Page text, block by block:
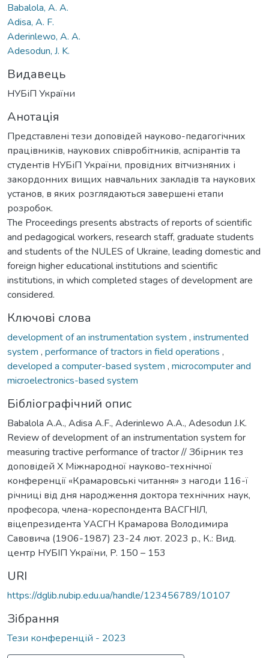
Babalola, A. A.
Adisa, A. F.
Aderinlewo, A. A.
Adesodun, J. K.
Видавець
НУБіП України
Анотація
Представлені тези доповідей науково-педагогічних
працівників, наукових співробітників, аспірантів та
студентів НУБіП України, провідних вітчизняних і
закордонних вищих навчальних закладів та наукових
установ, в яких розглядаються завершені етапи
розробок.
The Proceedings presents abstracts of reports of scientific
and pedagogical workers, research staff, graduate students
and students of the NULES of Ukraine, leading domestic and
foreign higher educational institutions and scientific
institutions, in which completed stages of development are
considered.
Ключові слова
development of an instrumentation system , instrumented
system , performance of tractors in field operations ,
developed a computer-based system , microcomputer and
microelectronics-based system
Бібліографічний опис
Babalola A.A., Adisa A.F., Aderinlewo A.A., Adesodun J.K.
Review of development of an instrumentation system for
measuring tractive performance of tractor // Збірник тез
доповідей Х Міжнародної науково-технічної
конференції «Крамаровські читання» з нагоди 116-ї
річниці від дня народження доктора технічних наук,
професора, члена-кореспондента ВАСГНІЛ,
віцепрезидента УАСГН Крамарова Володимира
Савовича (1906-1987) 23-24 лют. 2023 р., К.: Вид.
центр НУБІП України, P. 150 – 153
URI
https://dglib.nubip.edu.ua/handle/123456789/10107
Зібрання
Тези конференцій - 2023